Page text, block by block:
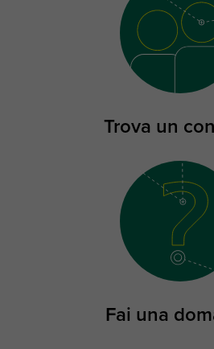
Trova un
Fai una